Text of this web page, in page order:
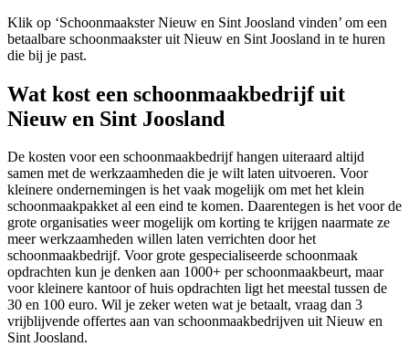
Klik op ‘Schoonmaakster Nieuw en Sint Joosland vinden’ om een
betaalbare schoonmaakster uit Nieuw en Sint Joosland in te huren
die bij je past.
Wat kost een schoonmaakbedrijf uit
Nieuw en Sint Joosland
De kosten voor een schoonmaakbedrijf hangen uiteraard altijd
samen met de werkzaamheden die je wilt laten uitvoeren. Voor
kleinere ondernemingen is het vaak mogelijk om met het klein
schoonmaakpakket al een eind te komen. Daarentegen is het voor de
grote organisaties weer mogelijk om korting te krijgen naarmate ze
meer werkzaamheden willen laten verrichten door het
schoonmaakbedrijf. Voor grote gespecialiseerde schoonmaak
opdrachten kun je denken aan 1000+ per schoonmaakbeurt, maar
voor kleinere kantoor of huis opdrachten ligt het meestal tussen de
30 en 100 euro. Wil je zeker weten wat je betaalt, vraag dan 3
vrijblijvende offertes aan van schoonmaakbedrijven uit Nieuw en
Sint Joosland.